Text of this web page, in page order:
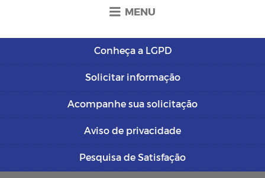
MENU
Conheça a LGPD
Solicitar informação
Acompanhe sua solicitação
Aviso de privacidade
Pesquisa de Satisfação